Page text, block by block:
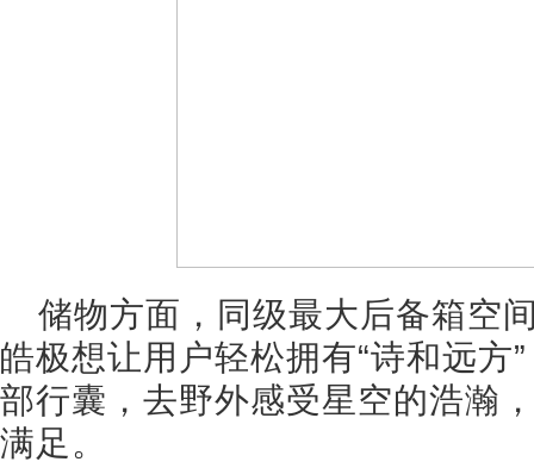
储物方面，同级最大后备箱空
皓极想让用户轻松拥有“诗和远方
部行囊，去野外感受星空的浩瀚
满足。